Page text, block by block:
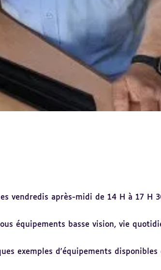
vendredis après-midi de 14 H à 17 H
équipements basse vision, vie
exemples d'équipements